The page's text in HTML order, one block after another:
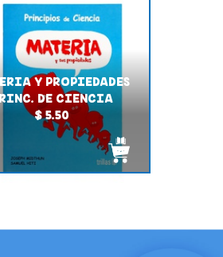
Y PROPIEDADES
DE CIENCIA
$ 5.50